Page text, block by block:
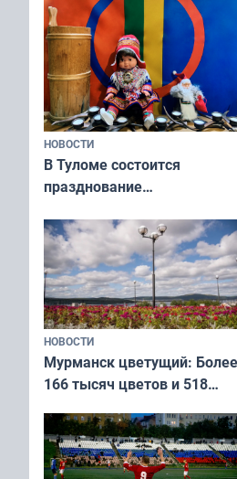
НОВОСТИ
В Туломе состоится
празднование
коренных народов мира
НОВОСТИ
Мурманск цветущий: Более
166 тысяч цветов и 518